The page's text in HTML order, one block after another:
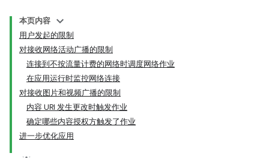
本页内容
用户发起的限制
对接收网络活动广播的限制
连接到不按流量计费的网络时调度网络作业
在应用运行时监控网络连接
对接收图片和视频广播的限制
内容 URI 发生更改时触发作业
确定哪些内容授权方触发了作业
进一步优化应用